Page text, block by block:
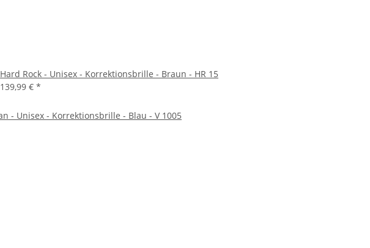
Hard Rock - Unisex - Korrektionsbrille - Braun - HR 15
139,99 € *